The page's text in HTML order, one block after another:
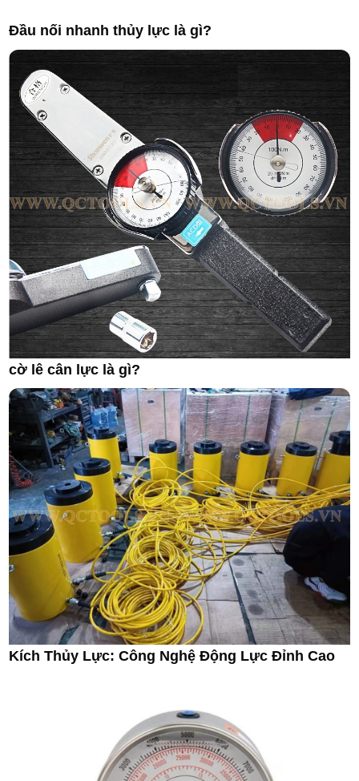
Đầu nối nhanh thủy lực là gì?
cờ lê cân lực là gì?
Kích Thủy Lực: Công Nghệ Động Lực Đỉnh Cao